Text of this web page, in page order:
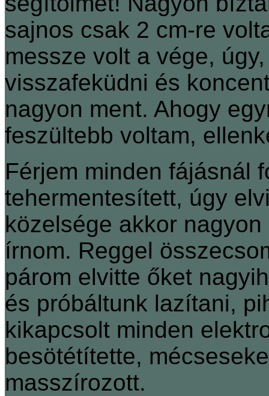
sajnos csak 2 cm-re
messze volt a vége,
visszafeküdni és
nagyon ment. Ahogy
feszültebb voltam,
Férjem minden fájásnál
tehermentesített, úgy
közelsége akkor
írnom. Reggel
párom elvitte őket
és próbáltunk lazítani,
kikapcsolt minden
besötétítette,
masszírozott.